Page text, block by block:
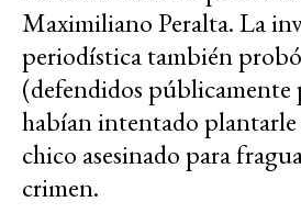
Maximiliano Peralta. La
periodística también
(defendidos públicamente
habían intentado plantarle
chico asesinado para
crimen.